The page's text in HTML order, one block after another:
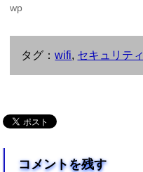
wp
タグ：wifi, セキュリティ
コメントを残す